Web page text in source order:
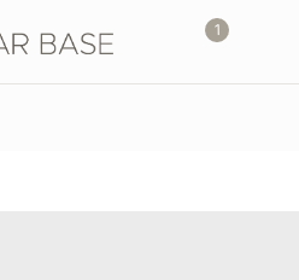
1